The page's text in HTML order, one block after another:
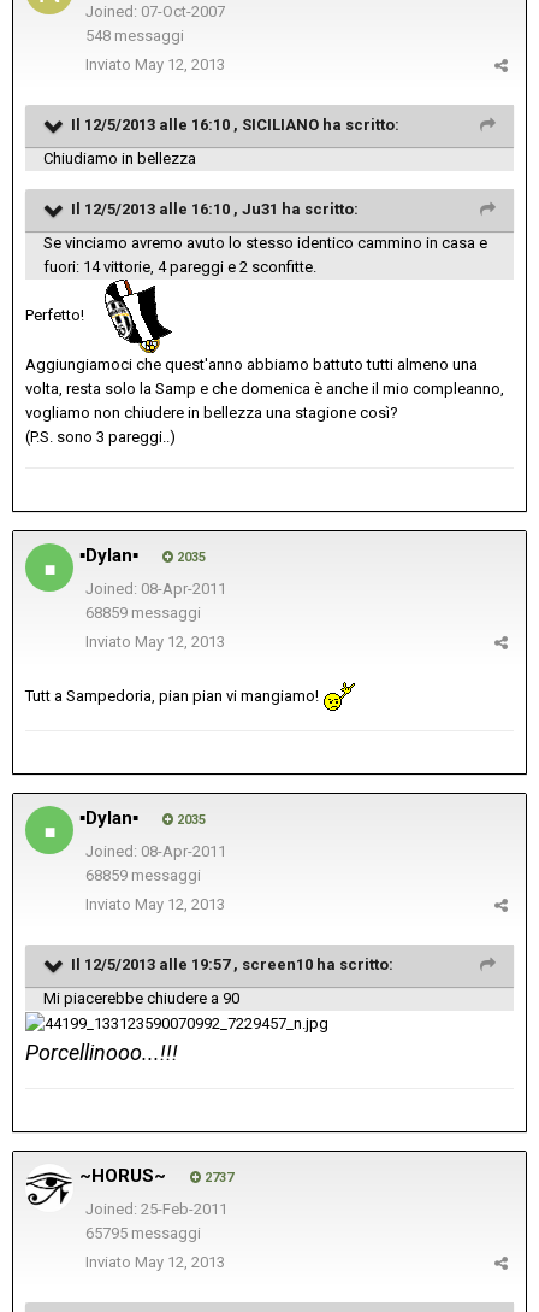
Joined: 07-Oct-2007
548 messaggi
Inviato May 12, 2013
Il 12/5/2013 alle 16:10 , SICILIANO ha scritto:
Chiudiamo in bellezza
Il 12/5/2013 alle 16:10 , Ju31 ha scritto:
Se vinciamo avremo avuto lo stesso identico cammino in casa e
fuori: 14 vittorie, 4 pareggi e 2 sconfitte.
Perfetto!
Aggiungiamoci che quest'anno abbiamo battuto tutti almeno una
volta, resta solo la Samp e che domenica è anche il mio compleanno,
vogliamo non chiudere in bellezza una stagione così?
(P.S. sono 3 pareggi..)
▪Dylan▪ 2035
Joined: 08-Apr-2011
68859 messaggi
Inviato May 12, 2013
Tutt a Sampedoria, pian pian vi mangiamo!
▪Dylan▪ 2035
Joined: 08-Apr-2011
68859 messaggi
Inviato May 12, 2013
Il 12/5/2013 alle 19:57 , screen10 ha scritto:
Mi piacerebbe chiudere a 90
Porcellinooo...!!!
~HORUS~ 2737
Joined: 25-Feb-2011
65795 messaggi
Inviato May 12, 2013